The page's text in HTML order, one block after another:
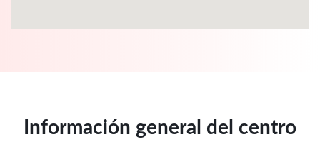
Información general del centro